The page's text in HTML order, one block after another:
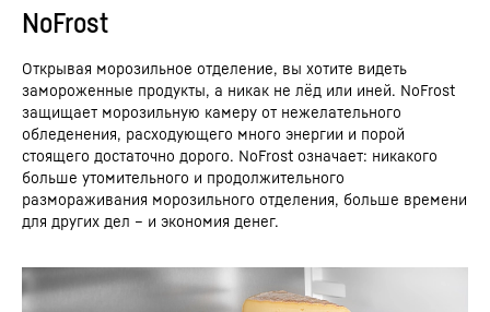
NoFrost
Открывая морозильное отделение, вы хотите видеть
замороженные продукты, а никак не лёд или иней. NoFrost
защищает морозильную камеру от нежелательного
обледенения, расходующего много энергии и порой
стоящего достаточно дорого. NoFrost означает: никакого
больше утомительного и продолжительного
размораживания морозильного отделения, больше времени
для других дел – и экономия денег.